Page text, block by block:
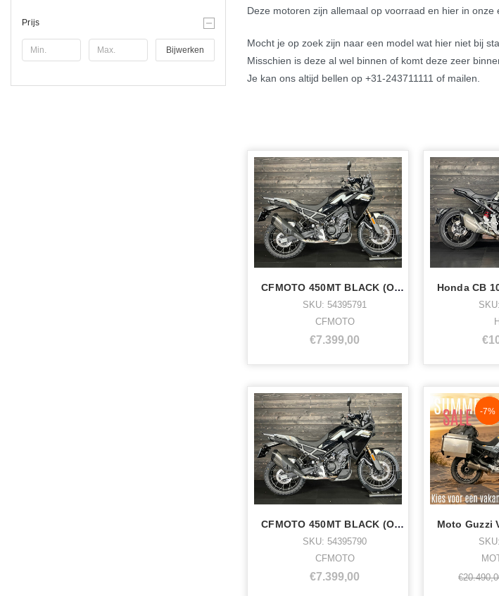
Prijs
Bijwerken
Deze motoren zijn allemaal op voorraad en hier in onze
Mocht je op zoek zijn naar een model wat hier niet bij
Misschien is deze al wel binnen of komt deze zeer
Je kan ons altijd bellen op +31-243711111 of mailen.
CFMOTO 450MT BLACK (OOK ALS RALLY) - 54395791
SKU: 54395791
CFMOTO
€7.399,00
CFMOTO 450MT BLACK (OOK ALS RALLY) - 54395790
SKU: 54395790
CFMOTO
€7.399,00
-7%